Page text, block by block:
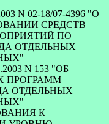
N 02-18/07-4396 "О
СРЕДСТВ
ПО
ОТДЕЛЬНЫХ
N 153 "ОБ
ПРОГРАММ
ОТДЕЛЬНЫХ
К